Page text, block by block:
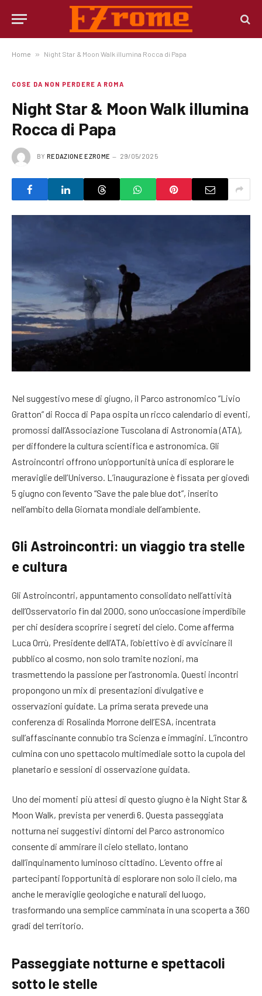
Home » Night Star & Moon Walk illumina Rocca di Papa
COSE DA NON PERDERE A ROMA
Night Star & Moon Walk illumina
Rocca di Papa
BY REDAZIONE EZROME 29/05/2025
Nel suggestivo mese di giugno, il Parco astronomico “Livio
Gratton” di Rocca di Papa ospita un ricco calendario di eventi,
promossi dall’Associazione Tuscolana di Astronomia (ATA),
per diffondere la cultura scientifica e astronomica. Gli
Astroincontri offrono un’opportunità unica di esplorare le
meraviglie dell’Universo. L’inaugurazione è fissata per giovedì
5 giugno con l’evento “Save the pale blue dot”, inserito
nell’ambito della Giornata mondiale dell’ambiente.
Gli Astroincontri: un viaggio tra stelle
e cultura
Gli Astroincontri, appuntamento consolidato nell’attività
dell’Osservatorio fin dal 2000, sono un’occasione imperdibile
per chi desidera scoprire i segreti del cielo. Come afferma
Luca Orrù, Presidente dell’ATA, l’obiettivo è di avvicinare il
pubblico al cosmo, non solo tramite nozioni, ma
trasmettendo la passione per l’astronomia. Questi incontri
propongono un mix di presentazioni divulgative e
osservazioni guidate. La prima serata prevede una
conferenza di Rosalinda Morrone dell’ESA, incentrata
sull’affascinante connubio tra Scienza e immagini. L’incontro
culmina con uno spettacolo multimediale sotto la cupola del
planetario e sessioni di osservazione guidata.
Uno dei momenti più attesi di questo giugno è la Night Star &
Moon Walk, prevista per venerdì 6. Questa passeggiata
notturna nei suggestivi dintorni del Parco astronomico
consente di ammirare il cielo stellato, lontano
dall’inquinamento luminoso cittadino. L’evento offre ai
partecipanti l’opportunità di esplorare non solo il cielo, ma
anche le meraviglie geologiche e naturali del luogo,
trasformando una semplice camminata in una scoperta a 360
gradi del territorio.
Passeggiate notturne e spettacoli
sotto le stelle